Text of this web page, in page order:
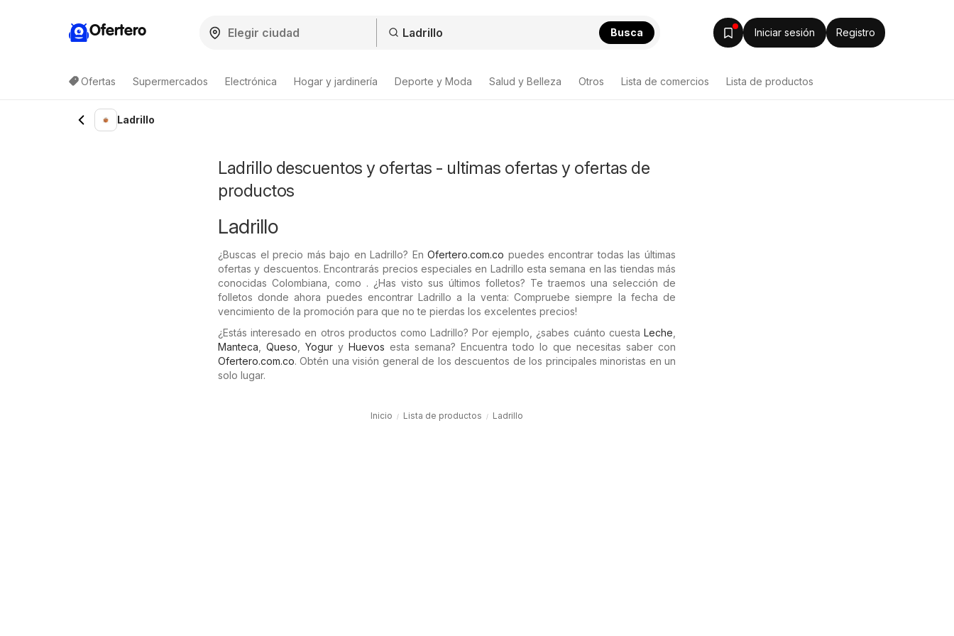
Ofertero Busca Iniciar sesión Registro
Ofertas Supermercados Electrónica Hogar y jardinería Deporte y Moda Salud y Belleza Otros Lista de comercios Lista de productos
Ladrillo
Ladrillo descuentos y ofertas - ultimas ofertas y ofertas de
productos
Ladrillo
¿Buscas el precio más bajo en Ladrillo? EnOfertero.com.co puedes encontrar todas las últimas
ofertas y descuentos. Encontrarás precios especiales en Ladrillo esta semana en las tiendas más
conocidas Colombiana, como . ¿Has visto sus últimos folletos? Te traemos una selección de
folletos donde ahora puedes encontrar Ladrillo a la venta: Compruebe siempre la fecha de
vencimiento de la promoción para que no te pierdas los excelentes precios!
¿Estás interesado en otros productos como Ladrillo? Por ejemplo, ¿sabes cuánto cuesta Leche
Manteca
Queso Yogur y Huevos esta semana? Encuentra todo lo que necesitas saber con
Ofertero.com.co. Obtén una visión general de los descuentos de los principales minoristas en un
solo lugar.
Inicio Lista de productos Ladrillo